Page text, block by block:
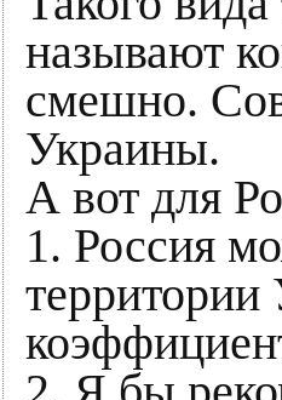
называют
смешно.
Украины.
А вот для
1. Россия